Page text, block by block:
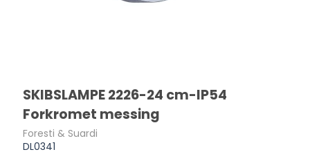
SKIBSLAMPE 2226-24 cm-IP54
Forkromet messing
Foresti & Suardi
DL0341